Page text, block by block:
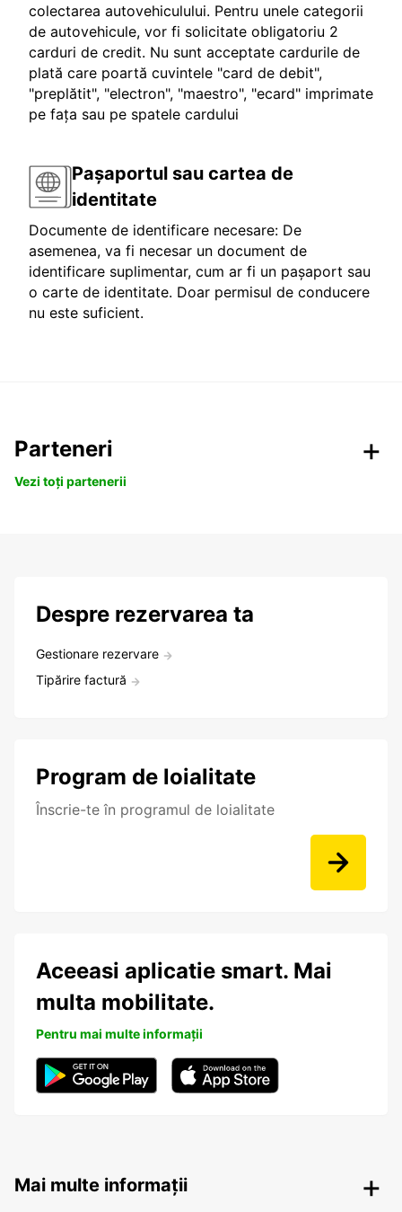
colectarea autovehiculului. Pentru unele categorii
de autovehicule, vor fi solicitate obligatoriu 2
carduri de credit. Nu sunt acceptate cardurile de
plată care poartă cuvintele "card de debit",
"preplătit", "electron", "maestro", "ecard" imprimate
pe fața sau pe spatele cardului
Pașaportul sau cartea de
identitate
Documente de identificare necesare: De
asemenea, va fi necesar un document de
identificare suplimentar, cum ar fi un pașaport sau
o carte de identitate. Doar permisul de conducere
nu este suficient.
Parteneri
Vezi toți partenerii
Despre rezervarea ta
Gestionare rezervare
Tipărire factură
Program de loialitate
Înscrie-te în programul de loialitate
Aceeasi aplicatie smart. Mai
multa mobilitate.
Pentru mai multe informații
Mai multe informații